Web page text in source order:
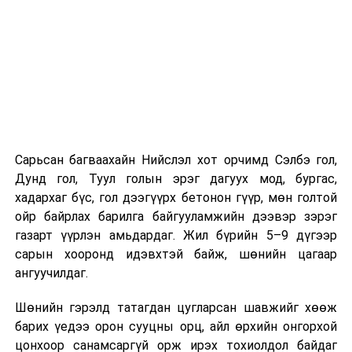
байна. Тус бүр нь 14,000 м³ нэрлэсэн багтаамжтай, 36
метрийн диаметр, 14.5 метрийн өндөртэй долоон
босоо ган сав барихаар төлөвлөсөн. Нийт хөрөнгө
оруулалтын хэмжээ 151.26 тэрбум төгрөг бөгөөд
жилийн 9 хувийн хүүтэй хөнгөлөлттэй зээлийн
хүрээнд арилжааны банкнаас 151.0 тэрбумын
гүйцэтгэл нь 40 хувьтай байгаа бөгөөд 2027 оны 12
дүгээр сарын 31-нд багтаан бүрэн ашиглалтад
оруулахаар төлөвлөснийг “Шунхлай” ХХК-ийн техник
Сарьсан багваахайн Нийслэл хот орчимд Сэлбэ гол,
Дунд гол, Туул голын эрэг дагуух мод, бургас,
хадархаг бүс, гол дээгүүрх бетонон гүүр, мөн голтой
ойр байрлах барилга байгууламжийн дээвэр зэрэг
газарт үүрлэн амьдардаг. Жил бүрийн 5–9 дүгээр
сарын хооронд идэвхтэй байж, шөнийн цагаар
ангуучилдаг.
Шөнийн гэрэлд татагдан цугларсан шавжийг хөөж
барих үедээ орон сууцны орц, айл өрхийн онгорхой
цонхоор санамсаргүй орж ирэх тохиолдол байдаг